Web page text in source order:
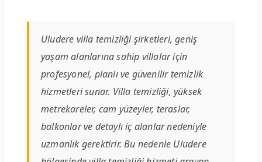
Uludere villa temizliği şirketleri, geniş
yaşam alanlarına sahip villalar için
profesyonel, planlı ve güvenilir temizlik
hizmetleri sunar. Villa temizliği, yüksek
metrekareler, cam yüzeyler, teraslar,
balkonlar ve detaylı iç alanlar nedeniyle
uzmanlık gerektirir. Bu nedenle Uludere